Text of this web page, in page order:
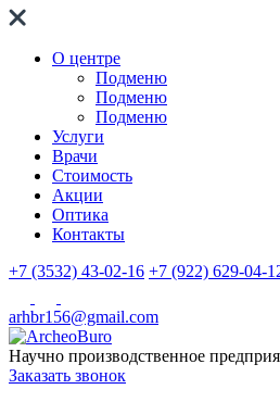
О центре
Подменю
Подменю
Подменю
Услуги
Врачи
Стоимость
Акции
Оптика
Контакты
+7 (3532) 43-02-16 +7 (922) 629-04-
arhbr156@gmail.com
Научно производственное
Заказать звонок